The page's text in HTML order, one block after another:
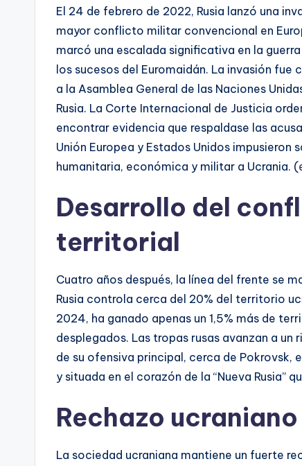
El 24 de febrero de 2022, Rusia lanzó una
mayor conflicto militar convencional en
marcó una escalada significativa en la
los sucesos del Euromaidán. La invasión
a la Asamblea General de las Naciones
Rusia. La Corte Internacional de Justicia
encontrar evidencia que respaldase las
Unión Europea y Estados Unidos impusieron
humanitaria, económica y militar a Ucrania. (
Desarrollo del
territorial
Cuatro años después, la línea del frente se
Rusia controla cerca del 20% del territorio
2024, ha ganado apenas un 1,5% más de
desplegados. Las tropas rusas avanzan a
de su ofensiva principal, cerca de Pokrovsk,
y situada en el corazón de la “Nueva Rusia”
Rechazo
La sociedad ucraniana mantiene un fuerte